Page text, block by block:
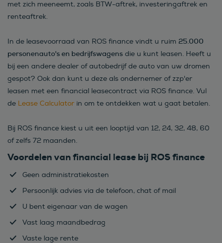
met zich meeneemt, zoals BTW-aftrek, investeringaftrek en
renteaftrek.
In de leasevoorraad van ROS finance vindt u ruim 25.000
personenauto's en bedrijfswagens die u kunt leasen. Heeft u
bij een andere dealer of autobedrijf de auto van uw dromen
gespot? Ook dan kunt u deze als ondernemer of zzp'er
leasen met een financial leasecontract via ROS finance. Vul
de Lease Calculator in om te ontdekken wat u gaat betalen.
Bij ROS finance kiest u uit een looptijd van 12, 24, 32, 48, 60
of zelfs 72 maanden.
Voordelen van financial lease bij ROS finance
Geen administratiekosten
Persoonlijk advies via de telefoon, chat of mail
U bent eigenaar van de wagen
Vast laag maandbedrag
Vaste lage rente